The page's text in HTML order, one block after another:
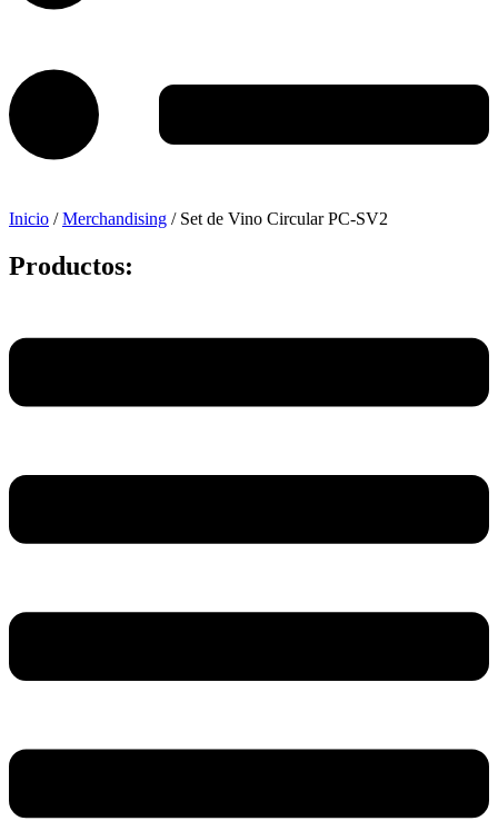
Inicio /Merchandising / Set de Vino Circular PC-SV2
Productos: